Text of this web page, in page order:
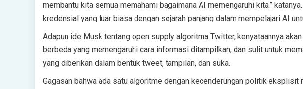
membantu kita semua memahami bagaimana AI memengaruhi kita,”
kredensial yang luar biasa dengan sejarah panjang dalam mempelajari AI
Adapun ide Musk tentang open supply algoritma Twitter, kenyataannya
berbeda yang memengaruhi cara informasi ditampilkan, dan sulit untuk
yang diberikan dalam bentuk tweet, tampilan, dan suka.
Gagasan bahwa ada satu algoritme dengan kecenderungan politik eksplisit